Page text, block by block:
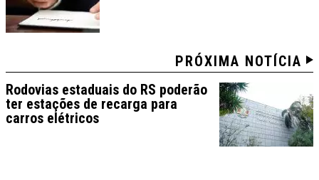
PRÓXIMA NOTÍCIA
Rodovias estaduais do RS poderão
ter estações de recarga para
carros elétricos